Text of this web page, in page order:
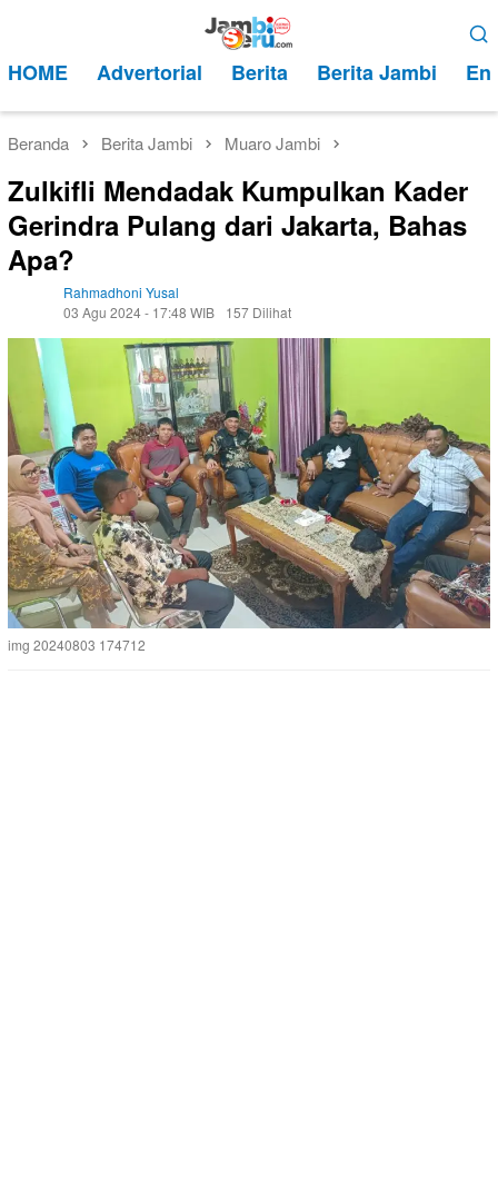
kontenMobile
HOME Advertorial Berita Berita Jambi
Beranda Berita Jambi Muaro Jambi
Zulkifli Mendadak Kumpulkan Kader
Gerindra Pulang dari Jakarta, Bahas
Apa?
Rahmadhoni Yusal
03 Agu 2024 - 17:48 WIB
157 Dilihat
img 20240803 174712